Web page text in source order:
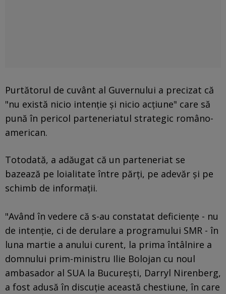
Purtătorul de cuvânt al Guvernului a precizat că
"nu există nicio intenție și nicio acțiune" care să
pună în pericol parteneriatul strategic româno-
american.
Totodată, a adăugat că un parteneriat se
bazează pe loialitate între părți, pe adevăr și pe
schimb de informații.
"Având în vedere că s-au constatat deficiențe - nu
de intenție, ci de derulare a programului SMR - în
luna martie a anului curent, la prima întâlnire a
domnului prim-ministru Ilie Bolojan cu noul
ambasador al SUA la București, Darryl Nirenberg,
a fost adusă în discuție această chestiune, în care